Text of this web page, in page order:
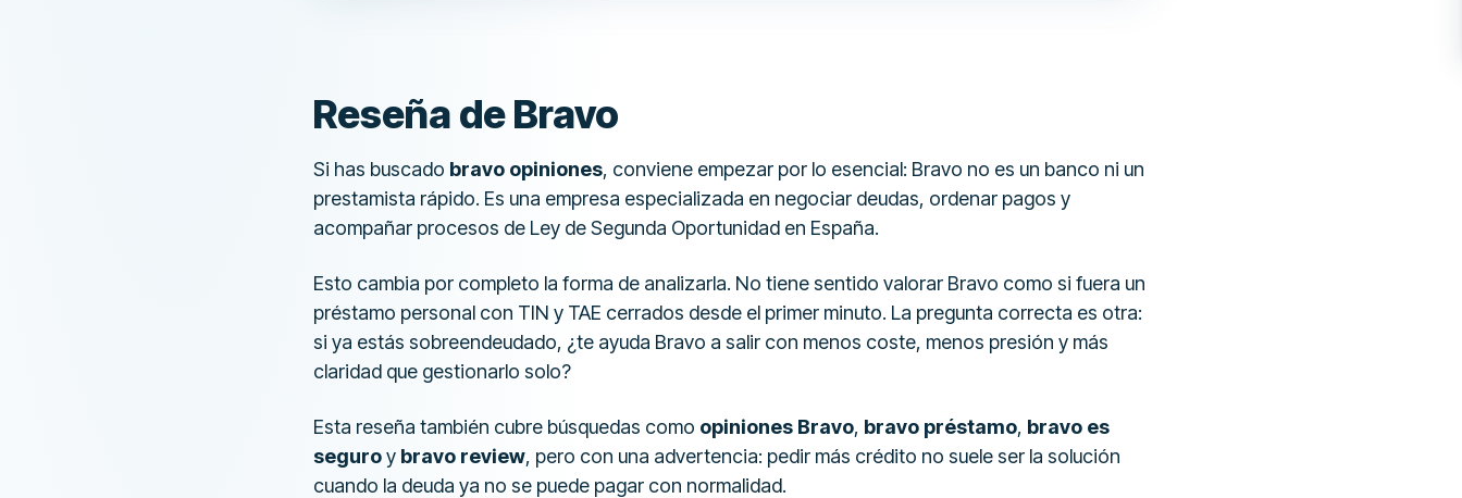
Reseña de Bravo
Si has buscado bravo opiniones, conviene empezar por lo esencial: Bravo no es un banco ni un
prestamista rápido. Es una empresa especializada en negociar deudas, ordenar pagos y
acompañar procesos de Ley de Segunda Oportunidad en España.
Esto cambia por completo la forma de analizarla. No tiene sentido valorar Bravo como si fuera un
préstamo personal con TIN y TAE cerrados desde el primer minuto. La pregunta correcta es otra:
si ya estás sobreendeudado, ¿te ayuda Bravo a salir con menos coste, menos presión y más
claridad que gestionarlo solo?
Esta reseña también cubre búsquedas como opiniones Bravo, bravo préstamo, bravo es
seguroy bravo review, pero con una advertencia: pedir más crédito no suele ser la solución
cuando la deuda ya no se puede pagar con normalidad.